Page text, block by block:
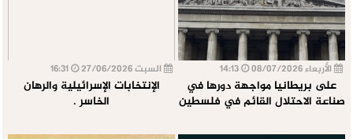
الأربعاء 08/07/2026
على بريطانيا مواجهة دورها في
صناعة الاحتلال القائم في فلسطين
السبت 27/06/2026
الإنتخابات الإسرائيلية والرهان
الخاسر .